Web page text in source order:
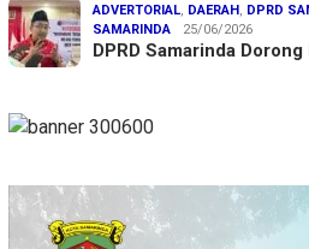
ADVERTORIAL, DAERAH, DPRD
SAMARINDA
25/06/2026
DPRD Samarinda